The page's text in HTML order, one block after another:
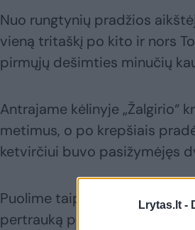
Lrytas.lt -
Nuo rungtynių pradžios
vieną tritaškį po kito ir nors
pirmųjų dešimties minučių
Antrajame kėlinyje
metimus, o po krepšiais
ketvirčiui buvo pasižymėjęs
Puolime taip pat sužvėrėjo
pertrauką pasitiko